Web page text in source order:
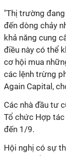
"Thị trường
đến dòng chảy
khả năng cung
điều này có thể
cơ hội mua
các lệnh trừng
Again Capital,
Các nhà đầu tư
Tổ chức Hợp
đến 1/9.
Hội nghị có sự